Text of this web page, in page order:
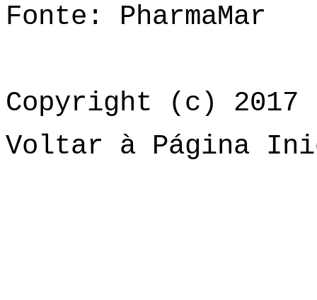
Fonte: PharmaMar
Copyright (c) 2017
Voltar à Página